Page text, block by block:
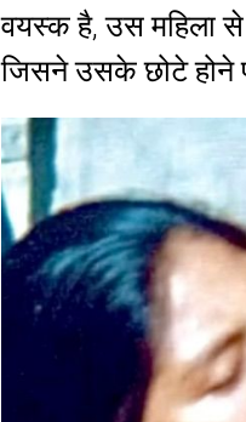
वयस्क है, उस महिला से
जिसने उसके छोटे होने